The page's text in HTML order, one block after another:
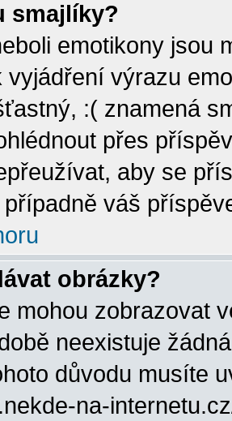
smajlíky?
emotikony jsou
vyjádření výrazu
:( znamená
přes
aby se
váš
obrázky?
mohou zobrazovat
neexistuje
důvodu musíte
na-